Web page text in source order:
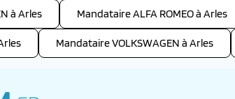
à Arles Mandataire ALFA ROMEO à Arles
Mandataire VOLKSWAGEN à Arles